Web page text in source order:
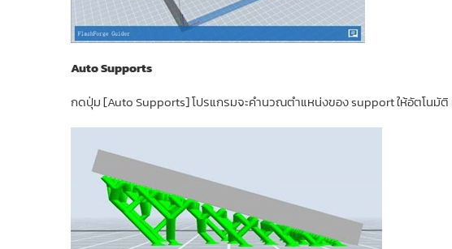
Auto Supports
กดปุ่ม [Auto Supports] โปรแกรมจะคำนวณตำแหน่งของ support ให้อัตโนมั